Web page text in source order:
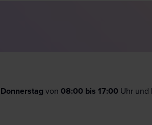
von 08:00 bis 17:00 Uhr und